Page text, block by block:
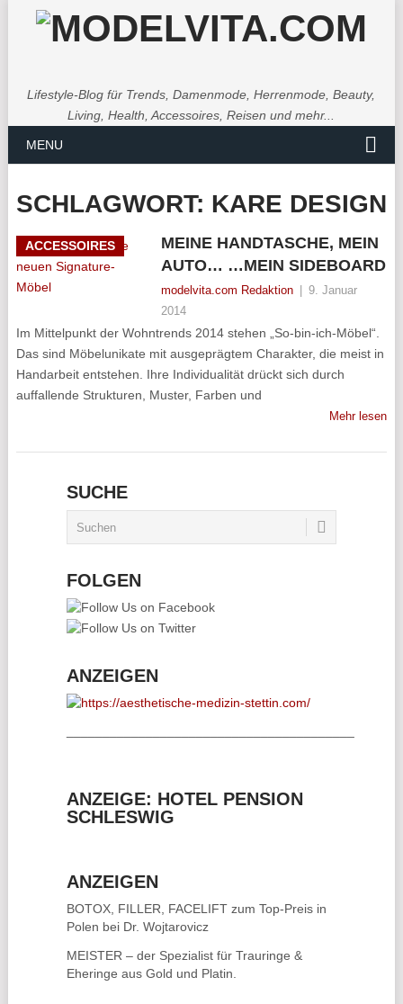
Lifestyle-Blog für Trends, Damenmode, Herrenmode, Beauty,
Living, Health, Accessoires, Reisen und mehr...
MENU
SCHLAGWORT: KARE DESIGN
ACCESSOIRES
MEINE HANDTASCHE, MEIN
AUTO… …MEIN SIDEBOARD
modelvita.com Redaktion
9. Januar
2014
Im Mittelpunkt der Wohntrends 2014 stehen „So-bin-ich-Möbel“.
Das sind Möbelunikate mit ausgeprägtem Charakter, die meist in
Handarbeit entstehen. Ihre Individualität drückt sich durch
auffallende Strukturen, Muster, Farben und
Mehr lesen
SUCHE
FOLGEN
ANZEIGEN
ANZEIGE: HOTEL PENSION
SCHLESWIG
ANZEIGEN
BOTOX, FILLER, FACELIFTzum Top-Preis in
Polen bei Dr. Wojtarovicz
MEISTER – der Spezialist für Trauringe &
Eheringe aus Gold und Platin.